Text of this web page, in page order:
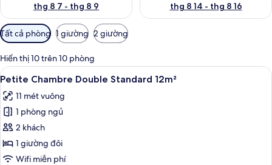
thg 8 7 - thg 8 9
thg 8 14 - thg 8 16
Bộ
lọc
có
thể
dùng
để
lọc
tìm
phòng
Tất cả phòng 1 giường 2 giường
Hiển thị 10 trên 10 phòng
Xem
tất
cả
ảnh
Petite
Chambre
Double
Petite Chambre Double Standard
23
Petite Chambre Double Standard 12m²
11 mét vuông
1 phòng ngủ
2 khách
1 giường đôi
Wifi miễn phí